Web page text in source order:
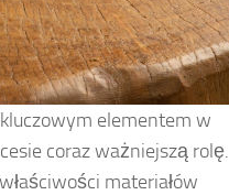
elementem w
coraz ważniejszą rolę.
materiałów